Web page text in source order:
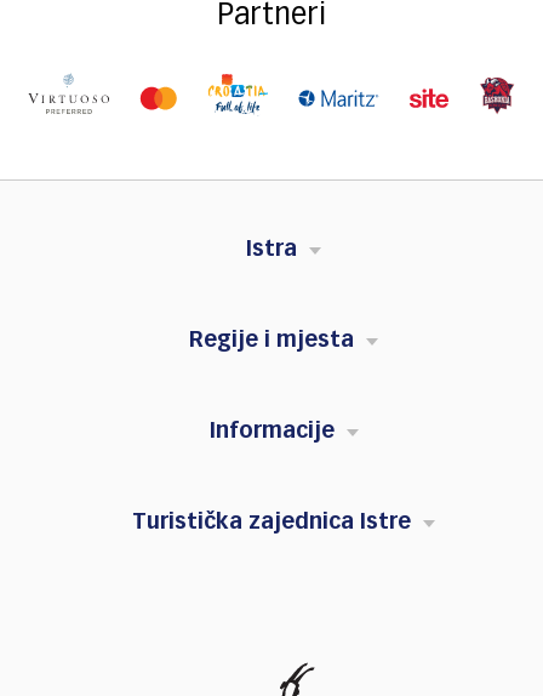
Partneri
Istra
Regije i mjesta
Informacije
Turistička zajednica Istre